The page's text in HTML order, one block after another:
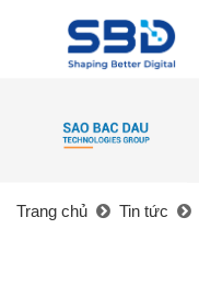
Trang chủ Tin tức